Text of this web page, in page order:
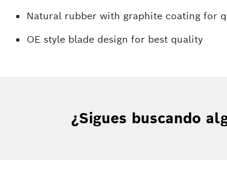
Natural rubber with graphite coating for
OE style blade design for best quality
¿Sigues buscando